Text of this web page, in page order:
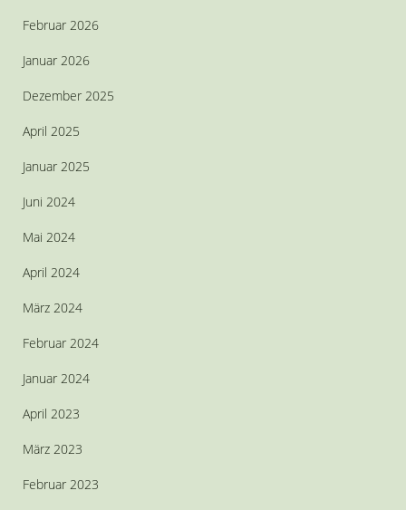
Februar 2026
Januar 2026
Dezember 2025
April 2025
Januar 2025
Juni 2024
Mai 2024
April 2024
März 2024
Februar 2024
Januar 2024
April 2023
März 2023
Februar 2023